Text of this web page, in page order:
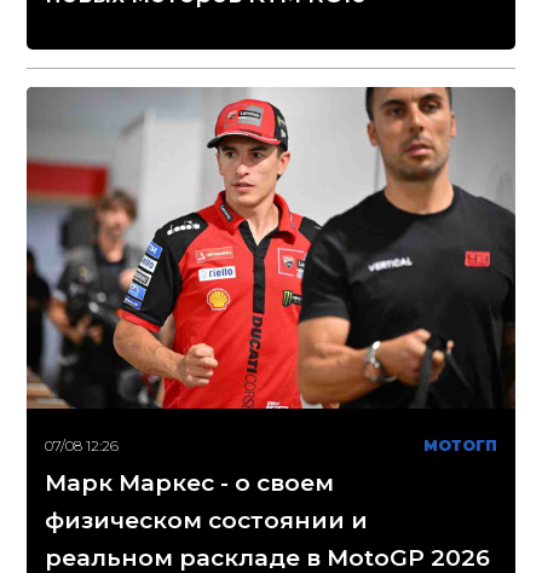
07/08 12:26 МОТОГП
Марк Маркес - о своем
физическом состоянии и
реальном раскладе в MotoGP 2026